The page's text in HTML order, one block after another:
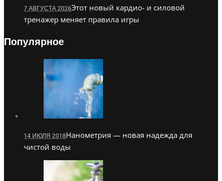
7 АВГУСТА 2026Этот новый кардио- и силовой
тренажер меняет правила игры
Популярное
14 ИЮЛЯ 2018Нанометрия — новая надежда для
чистой воды